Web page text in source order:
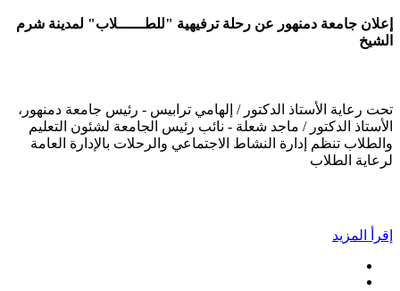
إعلان جامعة دمنهور عن رحلة ترفيهية "للطــــــلاب" لمدينة شرم
الشيخ
تحت رعاية الأستاذ الدكتور / إلهامي ترابيس - رئيس جامعة دمنهور،
الأستاذ الدكتور / ماجد شعلة - نائب رئيس الجامعة لشئون التعليم
والطلاب تنظم إدارة النشاط الاجتماعي والرحلات بالإدارة العامة
لرعاية الطلاب
إقرأ المزيد